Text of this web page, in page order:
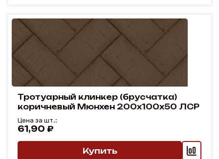
Тротуарный клинкер (брусчатка)
коричневый Мюнхен 200х100х50 ЛСР
Цена за шт.:
61,90 ₽
Купить